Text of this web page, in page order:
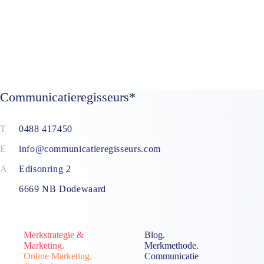
Communicatieregisseurs*
0488 417450
info@communicatieregisseurs.com
Edisonring 2
6669 NB Dodewaard
Merkstrategie &
Marketing.
Online Marketing.
Blog.
Merkmethode.
Communicatie